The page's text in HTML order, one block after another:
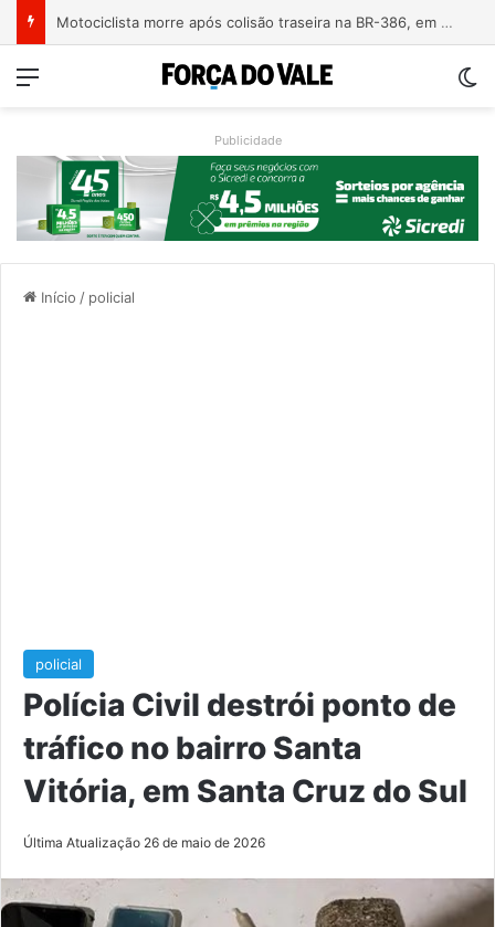
Motociclista morre após colisão traseira na BR-386, em Triunfo
Menu
Publicidade
Início / policial
policial
Polícia Civil destrói ponto de
tráfico no bairro Santa
Vitória, em Santa Cruz do Sul
Última Atualização 26 de maio de 2026